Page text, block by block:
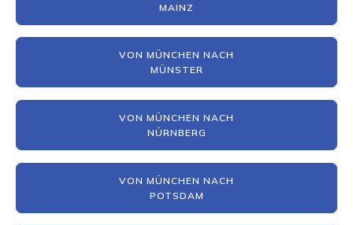
MAINZ
VON MÜNCHEN NACH
MÜNSTER
VON MÜNCHEN NACH
NÜRNBERG
VON MÜNCHEN NACH
POTSDAM